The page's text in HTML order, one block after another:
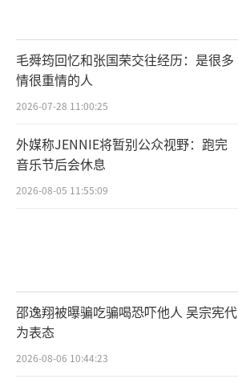
毛舜筠回忆和张国荣交往经历：是很多
情很重情的人
2026-07-28 11:00:25
外媒称JENNIE将暂别公众视野：跑完
音乐节后会休息
2026-08-05 11:55:09
邵逸翔被曝骗吃骗喝恐吓他人 吴宗宪代
为表态
2026-08-06 10:44:23